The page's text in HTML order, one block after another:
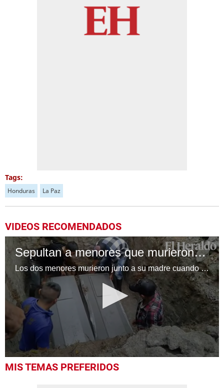
Tags:
Honduras La Paz
VIDEOS RECOMENDADOS
Sepultan a menores que murieron soterrados en La Paz
Los dos menores murieron junto a su madre cuando un deslizamiento se llevó la casa donde habitaban en la aldea Santa Ana, La Paz.
seconds
MIS TEMAS PREFERIDOS